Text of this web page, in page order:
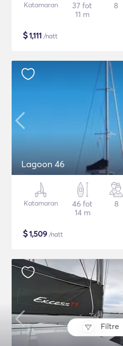
Filtre
Katamaran
37 fot
11 m
8
$1,111 /natt
Lagoon 46
Katamaran
46 fot
14 m
8
$1,509 /natt